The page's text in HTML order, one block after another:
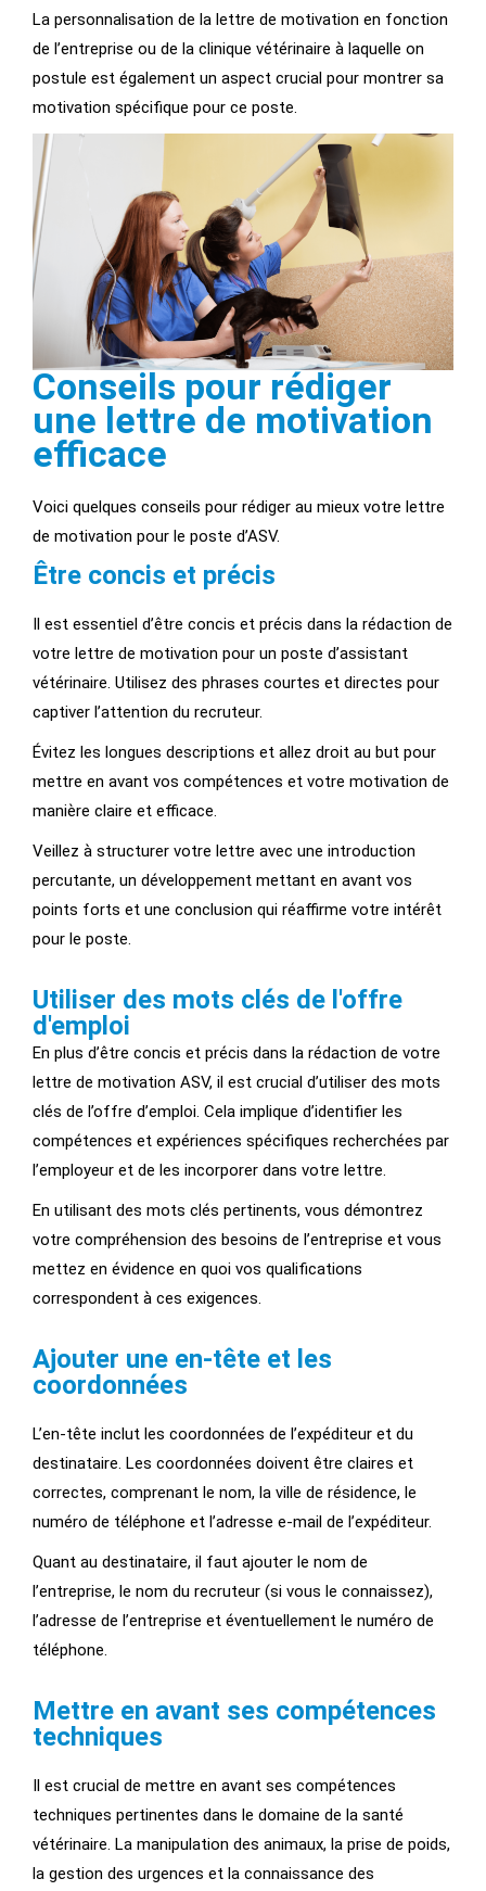
La personnalisation de la lettre de motivation en fonction
de l’entreprise ou de la clinique vétérinaire à laquelle on
postule est également un aspect crucial pour montrer sa
motivation spécifique pour ce poste.
Conseils pour rédiger
une lettre de motivation
efficace
Voici quelques conseils pour rédiger au mieux votre lettre
de motivation pour le poste d’ASV.
Être concis et précis
Il est essentiel d’être concis et précis dans la rédaction de
votre lettre de motivation pour un poste d’assistant
vétérinaire. Utilisez des phrases courtes et directes pour
captiver l’attention du recruteur.
Évitez les longues descriptions et allez droit au but pour
mettre en avant vos compétences et votre motivation de
manière claire et efficace.
Veillez à structurer votre lettre avec une introduction
percutante, un développement mettant en avant vos
points forts et une conclusion qui réaffirme votre intérêt
pour le poste.
Utiliser des mots clés de l'offre
d'emploi
En plus d’être concis et précis dans la rédaction de votre
lettre de motivation ASV, il est crucial d’utiliser des mots
clés de l’offre d’emploi. Cela implique d’identifier les
compétences et expériences spécifiques recherchées par
l’employeur et de les incorporer dans votre lettre.
En utilisant des mots clés pertinents, vous démontrez
votre compréhension des besoins de l’entreprise et vous
mettez en évidence en quoi vos qualifications
correspondent à ces exigences.
Ajouter une en-tête et les
coordonnées
L’en-tête inclut les coordonnées de l’expéditeur et du
destinataire. Les coordonnées doivent être claires et
correctes, comprenant le nom, la ville de résidence, le
numéro de téléphone et l’adresse e-mail de l’expéditeur.
Quant au destinataire, il faut ajouter le nom de
l’entreprise, le nom du recruteur (si vous le connaissez),
l’adresse de l’entreprise et éventuellement le numéro de
téléphone.
Mettre en avant ses compétences
techniques
Il est crucial de mettre en avant ses compétences
techniques pertinentes dans le domaine de la santé
vétérinaire. La manipulation des animaux, la prise de poids,
la gestion des urgences et la connaissance des